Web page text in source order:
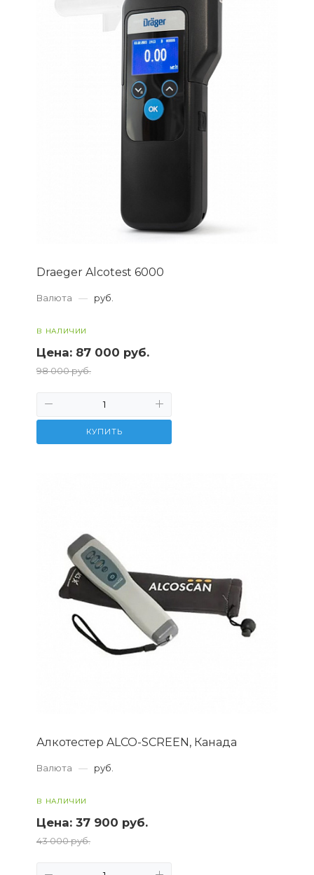
Draeger Alcotest 6000
Валюта — руб.
В НАЛИЧИИ
Цена: 87 000 руб.
98 000 руб.
КУПИТЬ
Алкотестер ALCO-SCREEN, Канада
Валюта — руб.
В НАЛИЧИИ
Цена: 37 900 руб.
43 000 руб.